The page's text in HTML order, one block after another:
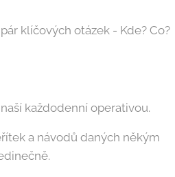
klíčových otázek - Kde? Co?
každodenní operativou.
a návodů daných někým